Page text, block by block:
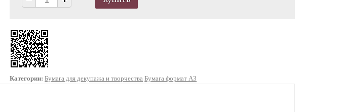
Категории:Бумага для декупажа и творчества Бумага формат А3